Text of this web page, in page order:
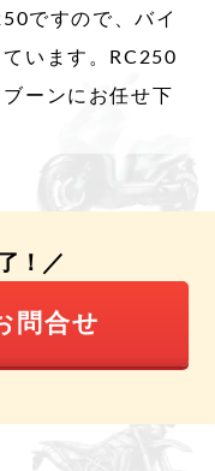
ですので、バイ
います。RC250
ーンにお任せ下
！／
問合せ